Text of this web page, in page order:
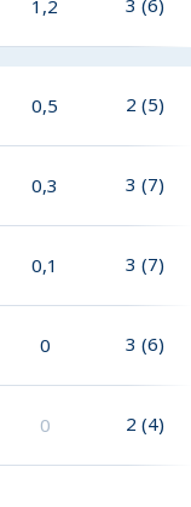
1,2
0,5 2 (5)
0,3 3 (7)
0,1 3 (7)
0 3 (6)
0 2 (4)